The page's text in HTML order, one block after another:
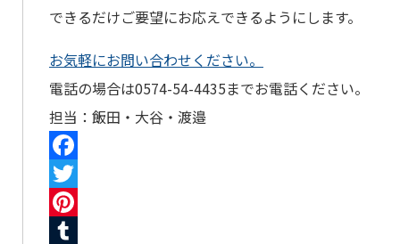
できるだけご要望にお応えできるようにします。
お気軽にお問い合わせください。
電話の場合は0574-54-4435までお電話ください。
担当：飯田・大谷・渡邉
Facebook
Twitter
Pinterest